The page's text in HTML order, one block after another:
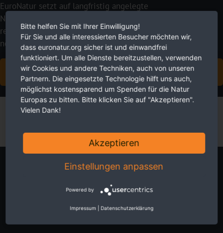
EuroNatur setzt auf langfristig angelegte
Naturschutzprojekte statt Schnellschüsse. Mit Ihren
regelmäßigen Spendenbeiträgen geben Sie uns die dafür
nötige Planungssicherheit.
JETZT FÖRDERMITGLIED WERDEN
Newsletter
Bitte helfen Sie mit Ihrer Einwilligung!
Für Sie und alle interessierten Besucher möchten wir,
dass euronatur.org sicher ist und einwandfrei
funktioniert. Um alle Dienste bereitzustellen, verwenden
wir Cookies und andere Techniken, auch von unseren
Partnern. Die eingesetzte Technologie hilft uns auch,
möglichst kostensparend um Spenden für die Natur
Europas zu bitten. Bitte klicken Sie auf "Akzeptieren".
Vielen Dank!
Akzeptieren
Einstellungen anpassen
Powered by
Impressum Datenschutzerklärung